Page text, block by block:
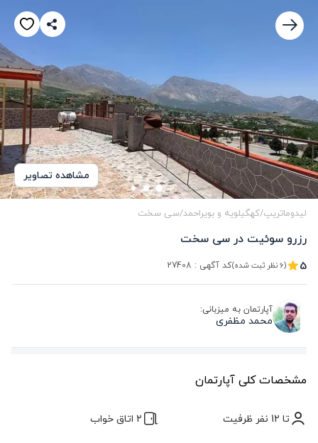
مشاهده تصاویر
لیدوماتریپ/کهگیلویه و بویراحمد/سی سخت
رزرو سوئیت در سی سخت
5 (6 نظر ثبت شده) کد آگهی : 27408
آپارتمان به میزبانی:
محمد مظفری
مشخصات کلی آپارتمان
تا 12 نفر ظرفیت 2 اتاق خواب